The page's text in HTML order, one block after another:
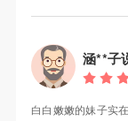
涵**子
白白嫩嫩的妹子实